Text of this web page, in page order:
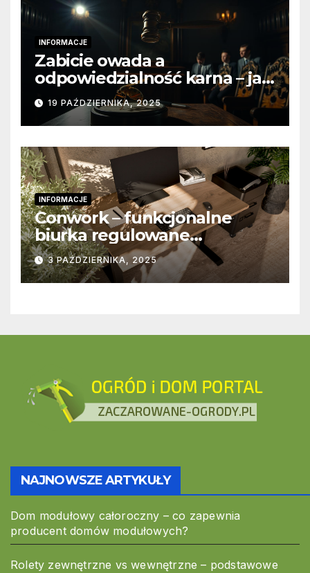
INFORMACJE
Zabicie owada a
odpowiedzialność karna – jak
wygląda to w praktyce?
19 PAŹDZIERNIKA, 2025
INFORMACJE
Conwork – funkcjonalne
biurka regulowane
stworzone z myślą o
nowoczesnych
przestrzeniach pracy
3 PAŹDZIERNIKA, 2025
NAJNOWSZE ARTYKUŁY
Dom modułowy całoroczny – co zapewnia
producent domów modułowych?
Rolety zewnętrzne vs wewnętrzne – podstawowe